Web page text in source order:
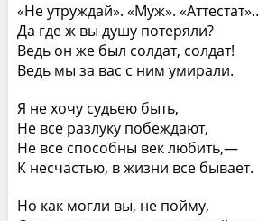
«Не утруждай». «Муж».
Да где ж вы душу потеряли?
Ведь он же был солдат, солдат!
Ведь мы за вас с ним умирали.
Я не хочу судьею быть,
Не все разлуку побеждают,
Не все способны век любить,—
К несчастью, в жизни все бывает.
Но как могли вы, не пойму,